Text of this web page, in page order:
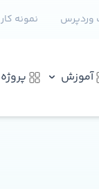
وردپرس نمونه
آموزش